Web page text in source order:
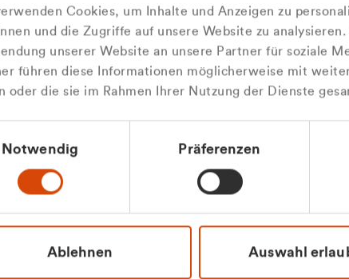
Cookies, um Inhalte und Anzeigen zu
und die Zugriffe auf unsere Website zu
unserer Website an unsere Partner für soziale
führen diese Informationen möglicherweise mit
oder die sie im Rahmen Ihrer Nutzung der Dienste
Notwendig Präferenzen
Ablehnen Auswahl
Oder kontaktieren
Wir sind gerne für
Uhr
Angebot?
stellen